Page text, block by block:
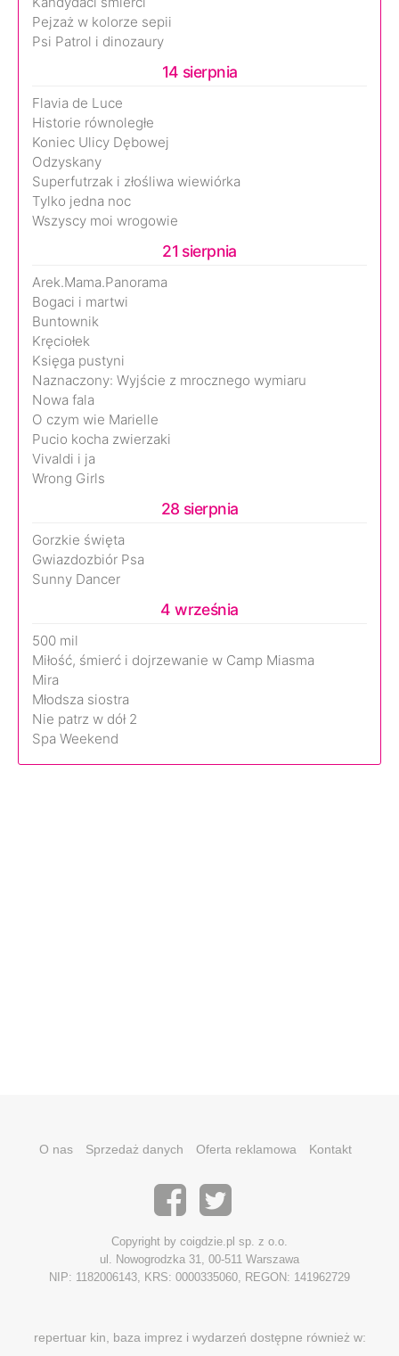
Pejzaż w kolorze sepii
Psi Patrol i dinozaury
14 sierpnia
Flavia de Luce
Historie równoległe
Koniec Ulicy Dębowej
Odzyskany
Superfutrzak i złośliwa wiewiórka
Tylko jedna noc
Wszyscy moi wrogowie
21 sierpnia
Arek.Mama.Panorama
Bogaci i martwi
Buntownik
Kręciołek
Księga pustyni
Naznaczony: Wyjście z mrocznego wymiaru
Nowa fala
O czym wie Marielle
Pucio kocha zwierzaki
Vivaldi i ja
Wrong Girls
28 sierpnia
Gorzkie święta
Gwiazdozbiór Psa
Sunny Dancer
4 września
500 mil
Miłość, śmierć i dojrzewanie w Camp Miasma
Mira
Młodsza siostra
Nie patrz w dół 2
Spa Weekend
O nas Sprzedaż danych Oferta reklamowa Kontakt
Copyright by coigdzie.pl sp. z o.o.
ul. Nowogrodzka 31, 00-511 Warszawa
NIP: 1182006143, KRS: 0000335060, REGON: 141962729
repertuar kin, baza imprez i wydarzeń dostępne również w: